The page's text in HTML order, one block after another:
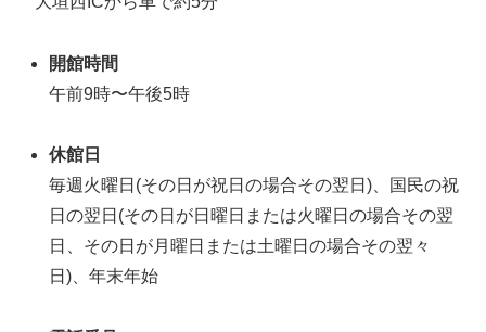
開館時間
午前9時〜午後5時
休館日
毎週火曜日(その日が祝日の場合その翌日)、国民の祝
日の翌日(その日が日曜日または火曜日の場合その翌
日、その日が月曜日または土曜日の場合その翌々
日)、年末年始